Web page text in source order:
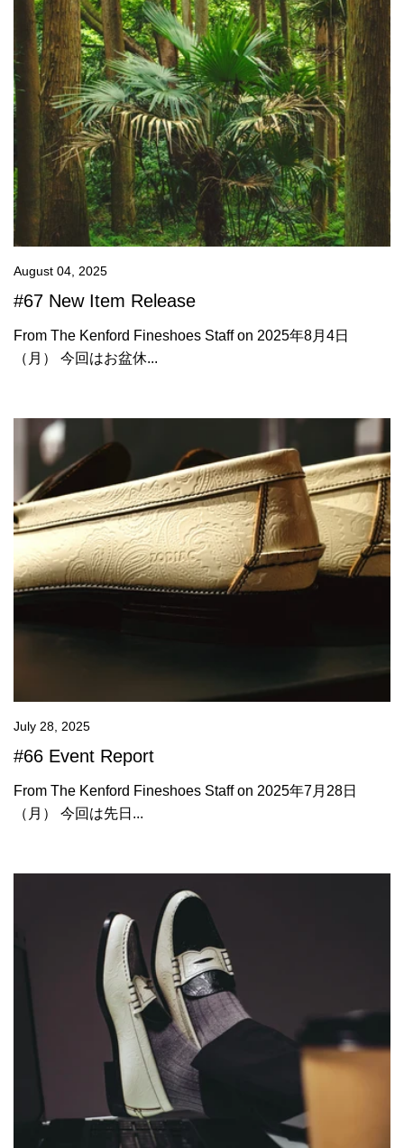
August 04, 2025
#67 New Item Release
From The Kenford Fineshoes Staff on 2025年8月4日
（月） 今回はお盆休...
July 28, 2025
#66 Event Report
From The Kenford Fineshoes Staff on 2025年7月28日
（月） 今回は先日...